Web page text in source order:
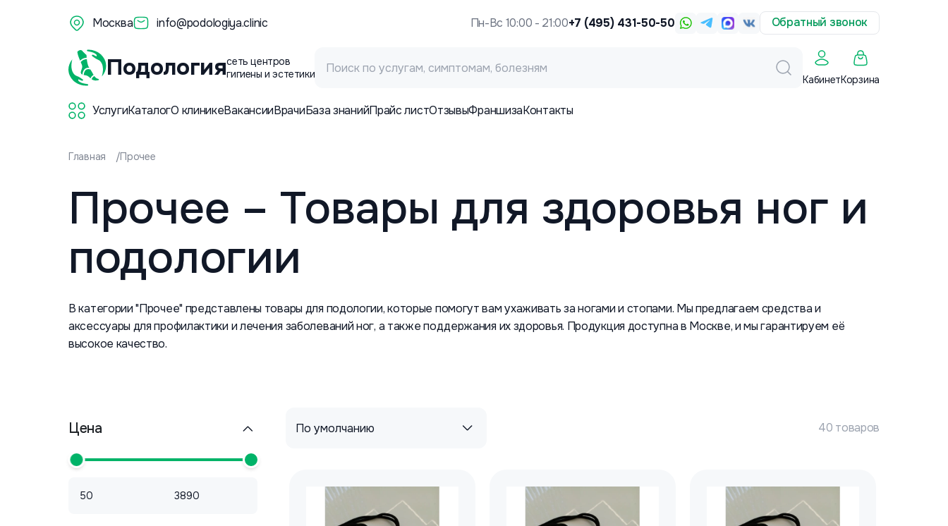
Москва info@podologiya.clinic Пн-Вс 10:00 - 21:00+7 (495) 431-50-50 Обратный звонок
Подологиясеть центров
гигиены и эстетики
КабинетКорзина
УслугиКаталогО клиникеВакансииВрачиБаза знанийПрайс листОтзывыФраншизаКонтакты
Главная Прочее
Прочее – Товары для здоровья ног и
подологии
В категории "Прочее" представлены товары для подологии, которые помогут вам ухаживать за ногами и стопами. Мы предлагаем средства и
аксессуары для профилактики и лечения заболеваний ног, а также поддержания их здоровья. Продукция доступна в Москве, и мы гарантируем её
высокое качество.
Цена 40 товаров